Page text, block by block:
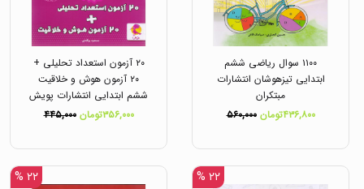
۱۱۰۰ سوال ریاضی ششم
ابتدایی تیزهوشان انتشارات
مبتکران
۴۳۶,۸۰۰تومان
۵۶۰,۰۰۰
۲۰ آزمون استعداد تحلیلی +
۲۰ آزمون هوش و خلاقیت
ششم ابتدایی انتشارات پویش
۳۵۶,۰۰۰تومان
۴۴۵,۰۰۰
۲۲ % ۲۲ %